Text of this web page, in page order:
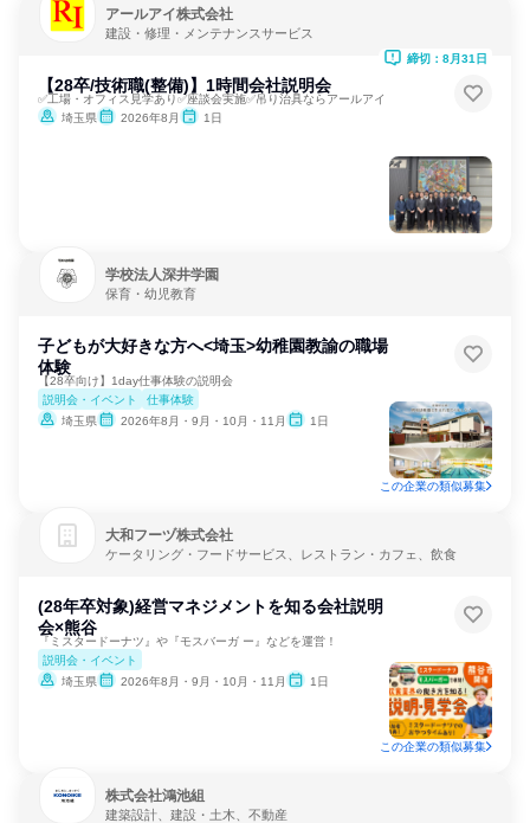
アールアイ株式会社
建設・修理・メンテナンスサービス
【28卒/技術職(整備)】1時間会社説明会
✅工場・オフィス見学あり✅座談会実施✅吊り治具ならアールアイ
埼玉県
2026年8月 1日
締切：8月31日
学校法人深井学園
保育・幼児教育
子どもが大好きな方へ<埼玉>幼稚園教諭の職場
体験
【28卒向け】1day仕事体験の説明会
説明会・イベント
仕事体験
埼玉県
2026年8月・9月・10月・11月 1日
この企業の類似募集
大和フーヅ株式会社
ケータリング・フードサービス、レストラン・カフェ、飲食
(28年卒対象)経営マネジメントを知る会社説明
会×熊谷
『ミスタードーナツ』や『モスバーガ ー』などを運営！
説明会・イベント
埼玉県
2026年8月・9月・10月・11月 1日
この企業の類似募集
株式会社鴻池組
建築設計、建設・土木、不動産